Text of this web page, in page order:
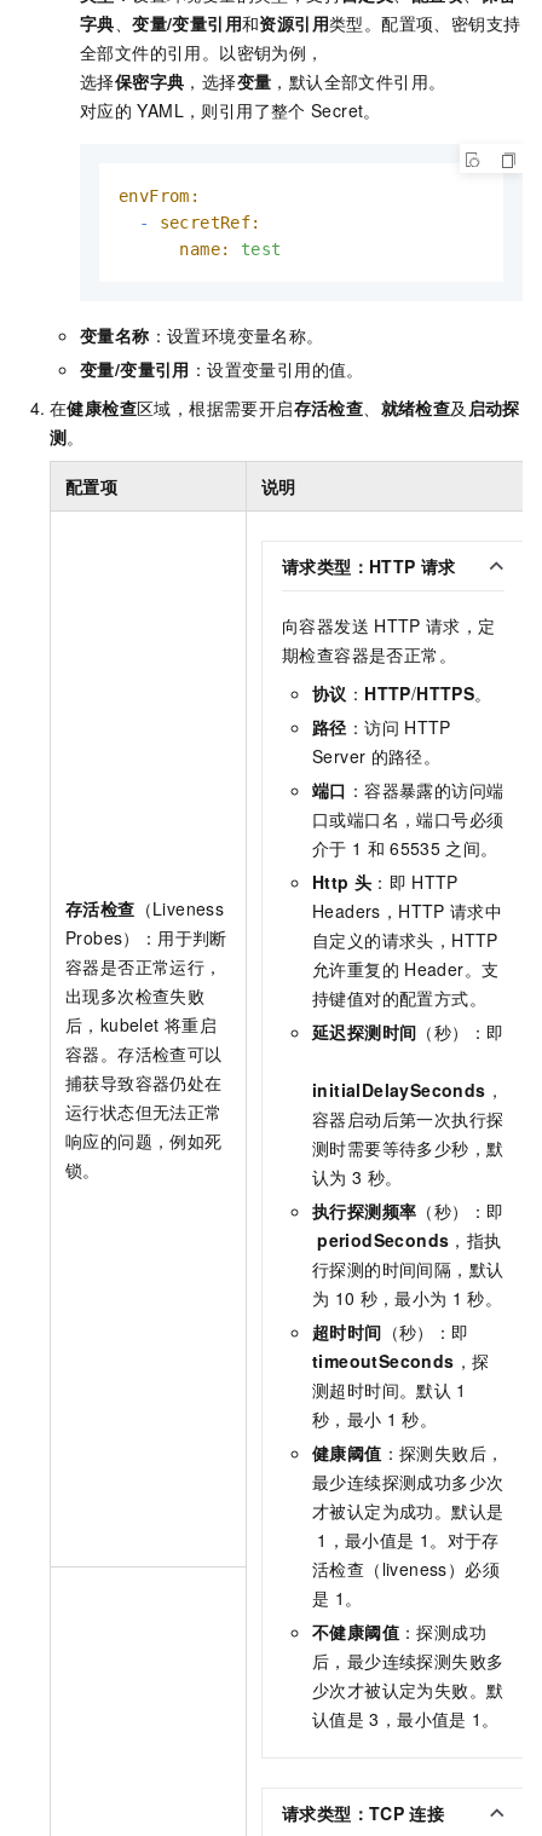
字典、变量/变量引用和资源引用类型。配置项、密钥支持
全部文件的引用。以密钥为例，
选择保密字典 ，选择变量 ，默认全部文件引用。
对应的 YAML，则引用了整个 Secret。
envFrom:
-
secretRef:
name:
test
变量名称 ：设置环境变量名称。
变量/变量引用 ：设置变量引用的值。
在健康检查区域，根据需要开启存活检查、 就绪检查及 启动探
测。
配置项 说明
存活检查 （Liveness
Probes）：用于判断
容器是否正常运行，
出现多次检查失败
后，kubelet 将重启
容器。存活检查可以
捕获导致容器仍处在
运行状态但无法正常
响应的问题，例如死
锁。
请求类型：HTTP 请求
向容器发送 HTTP 请求，定
期检查容器是否正常。
协议 ： HTTP/HTTPS。
路径 ：访问 HTTP
Server 的路径。
端口 ：容器暴露的访问端
口或端口名，端口号必须
介于 1 和 65535 之间。
Http 头 ：即 HTTP
Headers，HTTP 请求中
自定义的请求头，HTTP
允许重复的 Header。支
持键值对的配置方式。
延迟探测时间 （秒）：即
initialDelaySeconds ，
容器启动后第一次执行探
测时需要等待多少秒，默
认为 3 秒。
执行探测频率 （秒）：即
periodSeconds ，指执
行探测的时间间隔，默认
为 10 秒，最小为 1 秒。
超时时间 （秒）：即
timeoutSeconds ，探
测超时时间。默认 1
秒，最小 1 秒。
健康阈值 ：探测失败后，
最少连续探测成功多少次
才被认定为成功。默认是
1，最小值是 1。对于存
活检查（liveness）必须
是 1。
不健康阈值 ：探测成功
后，最少连续探测失败多
少次才被认定为失败。默
认值是 3，最小值是 1。
请求类型：TCP 连接